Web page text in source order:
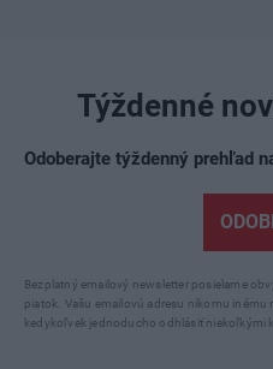
Týždenné
Odoberajte týždenný prehľad
Bezplatný emailový newsletter posielame
piatok. Vašu emailovú adresu nikomu
kedykoľvek jednoducho odhlásiť niekoľkými